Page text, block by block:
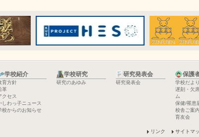
学校紹介
育方針
革
クセス
しわっ子ニュース
校からのお知らせ
学校研究
研究のあゆみ
研究発表会
研究発表会
保護
学校だより
遅刻・欠
ム
保健/罹患
校舎ご案内
育友会
サイトマ
リンク